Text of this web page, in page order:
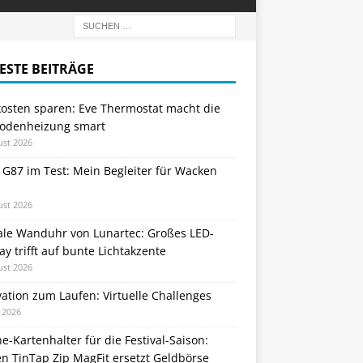
BEITRÄGE
sparen: Eve Thermostat macht die
smart
2026
im Test: Mein Begleiter für Wacken
2026
Wanduhr von Lunartec: Großes LED-
trifft auf bunte Lichtakzente
2026
zum Laufen: Virtuelle Challenges
Kartenhalter für die Festival-Saison:
TinTap Zip MagFit ersetzt Geldbörse